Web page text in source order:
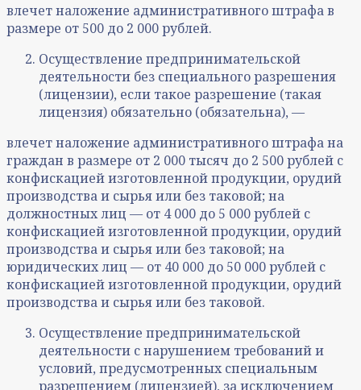
влечет наложение административного штрафа в
размере от 500 до 2 000 рублей.
Осуществление предпринимательской
деятельности без специального разрешения
(лицензии), если такое разрешение (такая
лицензия) обязательно (обязательна), —
влечет наложение административного штрафа на
граждан в размере от 2 000 тысяч до 2 500 рублей с
конфискацией изготовленной продукции, орудий
производства и сырья или без таковой; на
должностных лиц — от 4 000 до 5 000 рублей с
конфискацией изготовленной продукции, орудий
производства и сырья или без таковой; на
юридических лиц — от 40 000 до 50 000 рублей с
конфискацией изготовленной продукции, орудий
производства и сырья или без таковой.
Осуществление предпринимательской
деятельности с нарушением требований и
условий, предусмотренных специальным
разрешением (лицензией), за исключением